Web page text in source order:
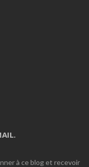
à ce blog et recevoir